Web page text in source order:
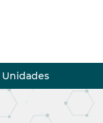
Unidades